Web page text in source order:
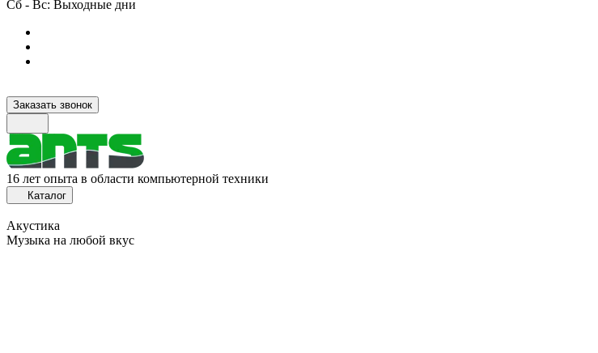
Сб - Вс: Выходные дни
Заказать звонок
16 лет опыта в области компьютерной техники
Каталог
Акустика
Музыка на любой вкус